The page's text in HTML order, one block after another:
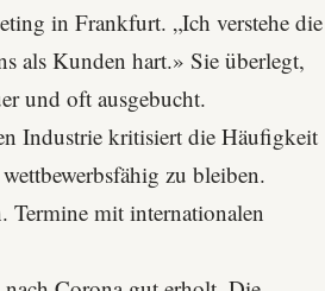
in Frankfurt. „Ich verstehe die
als Kunden hart.» Sie überlegt,
und oft ausgebucht.
Industrie kritisiert die Häufigkeit
zu bleiben.
Termine mit internationalen